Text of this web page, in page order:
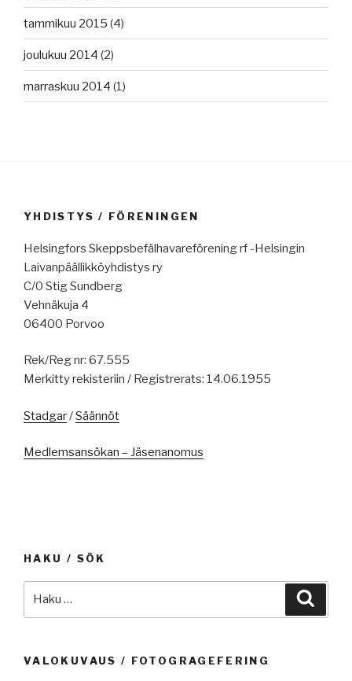
tammikuu 2015 (4)
joulukuu 2014 (2)
marraskuu 2014 (1)
YHDISTYS / FÖRENINGEN
Helsingfors Skeppsbefälhavareförening rf -Helsingin
Laivanpäällikköyhdistys ry
C/0 Stig Sundberg
Vehnäkuja 4
06400 Porvoo
Rek/Reg nr: 67.555
Merkitty rekisteriin / Registrerats: 14.06.1955
Stadgar/Säännöt
Medlemsansökan – Jäsenanomus
HAKU / SÖK
VALOKUVAUS / FOTOGRAGEFERING